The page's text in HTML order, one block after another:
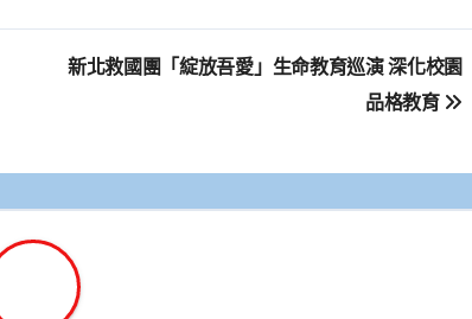
新北救國團「綻放吾愛」生命教育巡演 深化校園
品格教育